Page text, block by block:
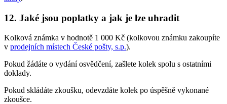
12. Jaké jsou poplatky a jak je lze uhradit
Kolková známka v hodnotě 1 000 Kč (kolkovou známku zakoupíte
v prodejních místech České pošty, s.p.).
Pokud žádáte o vydání osvědčení, zašlete kolek spolu s ostatními
doklady.
Pokud skládáte zkoušku, odevzdáte kolek po úspěšně vykonané
zkoušce.